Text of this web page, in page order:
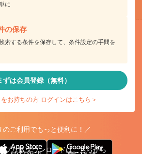
に
の保存
索する条件を保存して、条件設定の手間を
ずは会員登録（無料）
お持ちの方 ログインはこちら＞
のご利用でもっと便利に！／
プリ版ダウンロードはこちらから